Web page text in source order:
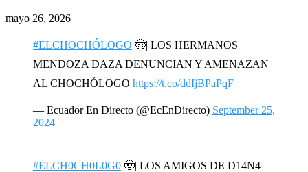
mayo 26, 2026
#ELCHOCHÓLOGO 🤠| LOS HERMANOS
MENDOZA DAZA DENUNCIAN Y AMENAZAN
AL CHOCHÓLOGO https://t.co/ddIjBPaPqF
— Ecuador En Directo (@EcEnDirecto) September 25,
2024
#ELCH0CH0L0G0 🤠| LOS AMIGOS DE D14N4